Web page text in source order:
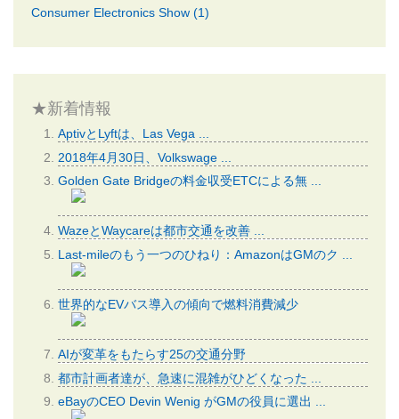
Consumer Electronics Show (1)
★新着情報
AptivとLyftは、Las Vega ...
2018年4月30日、Volkswage ...
Golden Gate Bridgeの料金収受ETCによる無 ...
WazeとWaycareは都市交通を改善 ...
Last-mileのもう一つのひねり：AmazonはGMのク ...
世界的なEVバス導入の傾向で燃料消費減少
AIが変革をもたらす25の交通分野
都市計画者達が、急速に混雑がひどくなった ...
eBayのCEO Devin Wenig がGMの役員に選出 ...